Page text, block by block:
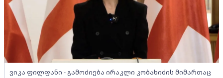
ვიკა ფილფანი - გამოძიება ირაკლი კობახიძის მიმართაც